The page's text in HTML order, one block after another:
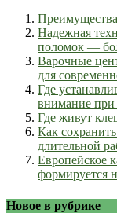
Преимущества
Надежная
поломок —
Варочные
для
Где
внимание
Где живут
Как
длительной
Европейское
формируется
Новое в рубрике